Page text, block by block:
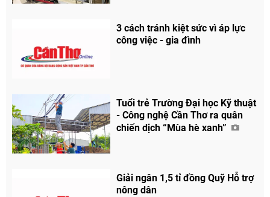
3 cách tránh kiệt sức vì áp lực
công việc - gia đình
Tuổi trẻ Trường Đại học Kỹ thuật
- Công nghệ Cần Thơ ra quân
chiến dịch “Mùa hè xanh”
Giải ngân 1,5 tỉ đồng Quỹ Hỗ trợ
nông dân